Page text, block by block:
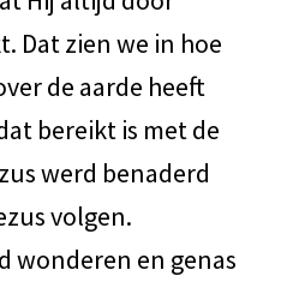
Dat zien we in hoe
de aarde heeft
bereikt is met de
werd benaderd
volgen.
wonderen en genas